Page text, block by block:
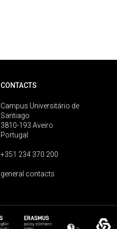
CONTACTS
Campus Universitário de
Santiago
3810-193 Aveiro
Portugal
+351 234 370 200
general contacts